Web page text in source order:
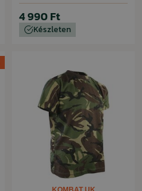
4 990 Ft
Készleten